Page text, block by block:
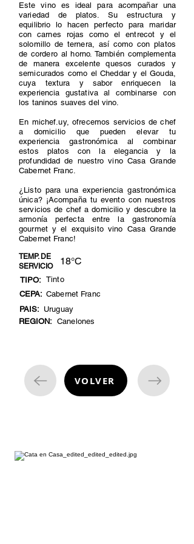
Este vino es ideal para acompañar una
variedad de platos. Su estructura y
equilibrio lo hacen perfecto para maridar
con carnes rojas como el entrecot y el
solomillo de ternera, así como con platos
de cordero al horno. También complementa
de manera excelente quesos curados y
semicurados como el Cheddar y el Gouda,
cuya textura y sabor enriquecen la
experiencia gustativa al combinarse con
los taninos suaves del vino.
En michef.uy, ofrecemos servicios de chef
a domicilio que pueden elevar tu
experiencia gastronómica al combinar
estos platos con la elegancia y la
profundidad de nuestro vino Casa Grande
Cabernet Franc.
¿Listo para una experiencia gastronómica
única? ¡Acompaña tu evento con nuestros
servicios de chef a domicilio y descubre la
armonía perfecta entre la gastronomía
gourmet y el exquisito vino Casa Grande
Cabernet Franc!
TEMP. DE
SERVICIO
18°C
TIPO: Tinto
CEPA: Cabernet Franc
PAIS: Uruguay
REGION: Canelones
VOLVER